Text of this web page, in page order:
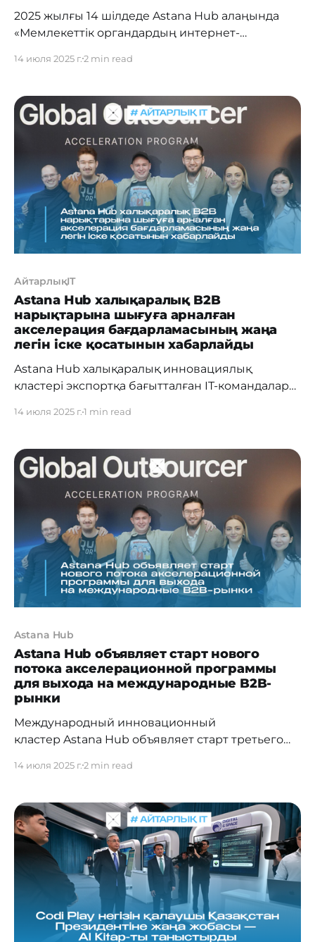
2025 жылғы 14 шілдеде Astana Hub алаңында
«Мемлекеттік органдардың интернет-
(МОИРБП) жобасының DEMO DAY іс-шарасы
азаматтар арасында танымал ету болды.
Әсіресе, платформадағы басты бөлімдердің бірі
– «Өмірлік жағдайлар» блогына ерекше назар
аударылды. Бұл бөлім азаматтарға нақты
өмірлік жағдайларда қажетті қызметтерді,
рәсімдерді және әрекеттерді түсінуге
14 июля 2025 г.2 min read
АйтарлықIT
Astana Hub халықаралық B2B
нарықтарына шығуға арналған
акселерация бағдарламасының жаңа
легін іске қосатынын хабарлайды
Astana Hub халықаралық инновациялық
кластері экспортқа бағытталған IT-командаларға
Бағдарлама халықаралық B2B нарықтарына
шығуға және сату көлемін ұлғайтуға ниетті
командаларға арналған интенсивті курс
форматында өтеді. Қатысуға өтінімді 2025 жылғы
15 тамызға дейін сілтеме арқылы беруге болады.
Үшінші легке іріктеу
14 июля 2025 г.1 min read
Astana Hub
Astana Hub объявляет старт нового
потока акселерационной программы
для выхода на международные B2B-
рынки
Международный инновационный
кластер Astana Hub объявляет старт третьего
программы Global Outsourcer – интенсивного
экспортные продажи и выйти на
международные B2B-рынки. Подать заявку на
участие можно
до 15 августа 2025 года по ссылке. По итогам
отбора в третий поток будут включены 35 IT-
компаний, зарегистрированных в
14 июля 2025 г.2 min read